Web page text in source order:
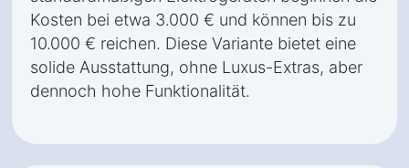
Kosten bei etwa 3.000 € und können bis zu
10.000 € reichen. Diese Variante bietet eine
solide Ausstattung, ohne Luxus-Extras, aber
dennoch hohe Funktionalität.